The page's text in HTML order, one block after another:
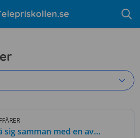
sig samman med en av